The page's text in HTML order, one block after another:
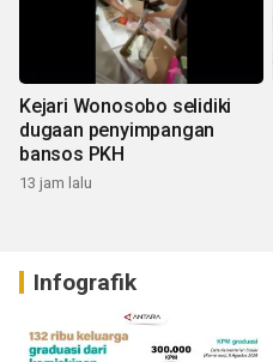
Kejari Wonosobo selidiki
dugaan penyimpangan
bansos PKH
13 jam lalu
Infografik